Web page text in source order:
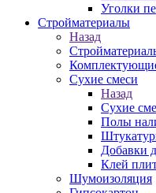
Уголки
Стройматериалы
Назад
Сухие смеси
Назад
Сухие
Полы
Добавки
Клей
Шумоизоляция